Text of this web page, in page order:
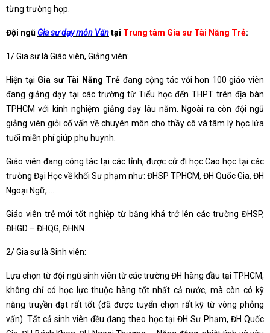
từng trường hợp.
Đội ngũ Gia sư dạy môn Văntại Trung tâm Gia sư Tài Năng Trẻ:
1/ Gia sư là Giáo viên, Giảng viên:
Hiện tại Gia sư Tài Năng Trẻ đang cộng tác với hơn 100 giáo viên
đang giảng dạy tại các trường từ Tiểu học đến THPT trên địa bàn
TPHCM với kinh nghiệm giảng dạy lâu năm. Ngoài ra còn đội ngũ
giảng viên giỏi cố vấn về chuyên môn cho thầy cô và tâm lý học lứa
tuổi miễn phí giúp phụ huynh.
Giáo viên đang công tác tại các tỉnh, được cử đi học Cao học tại các
trường Đại Học về khối Sư phạm như: ĐHSP TPHCM, ĐH Quốc Gia, ĐH
Ngoại Ngữ, …
Giáo viên trẻ mới tốt nghiệp từ bằng khá trở lên các trường ĐHSP,
ĐHGD – ĐHQG, ĐHNN.
2/ Gia sư là Sinh viên:
Lựa chọn từ đội ngũ sinh viên từ các trường ĐH hàng đầu tại TPHCM,
không chỉ có học lực thuộc hàng tốt nhất cả nước, mà còn có kỹ
năng truyền đạt rất tốt (đã được tuyển chọn rất kỹ từ vòng phỏng
vấn). Tất cả sinh viên đều đang theo học tại ĐH Sư Phạm, ĐH Quốc